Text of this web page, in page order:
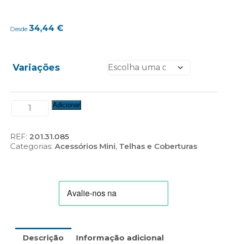
Desde 34,44 €
Variações
Quantidade
Canto
Luso
Adicionar
REF: 201.31.085
Categorias: Acessórios Mini, Telhas e Coberturas
Descrição Informação adicional